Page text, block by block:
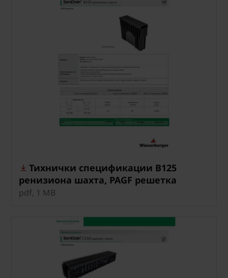
Тихнички спецификации B125
ренизиона шахта, PAGF решетка
pdf, 1 MB